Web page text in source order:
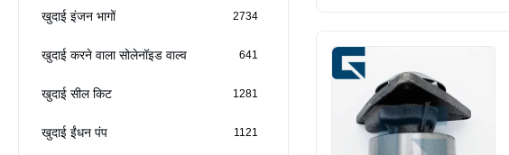
खुदाई इंजन भागों 2734
खुदाई करने वाला सोलेनॉइड वाल्व 641
खुदाई सील किट 1281
खुदाई ईंधन पंप 1121